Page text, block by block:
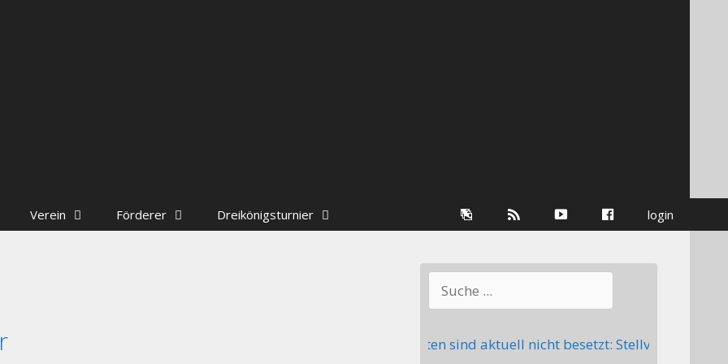
Verein Förderer Dreikönigsturnier login
Facebook
youtube
Galerie
der Handballabteilung sucht Mitstreiter, folgende Posten sind aktuell nicht besetzt: Stellv.